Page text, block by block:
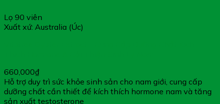
Lọ 90 viên
Xuất xứ: Australia (Úc)
660,000₫
Hỗ trợ duy trì sức khỏe sinh sản cho nam giới, cung cấp
dưỡng chất cần thiết để kích thích hormone nam và tăng
sản xuất testosterone